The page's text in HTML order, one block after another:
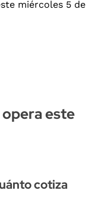
este
cotiza